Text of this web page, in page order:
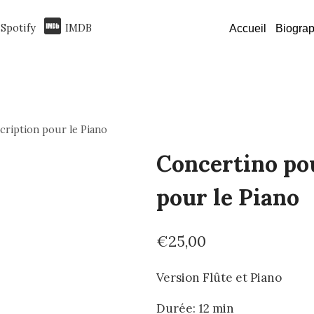
Spotify IMDB Accueil
pour le Piano
Concertino
pour le Piano
€25,00
Version Flûte et Piano
Durée: 12 min